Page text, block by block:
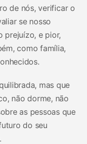
de nós, verificar o
se nosso
prejuízo, e pior,
como família,
mas que
não dorme, não
as pessoas que
do seu